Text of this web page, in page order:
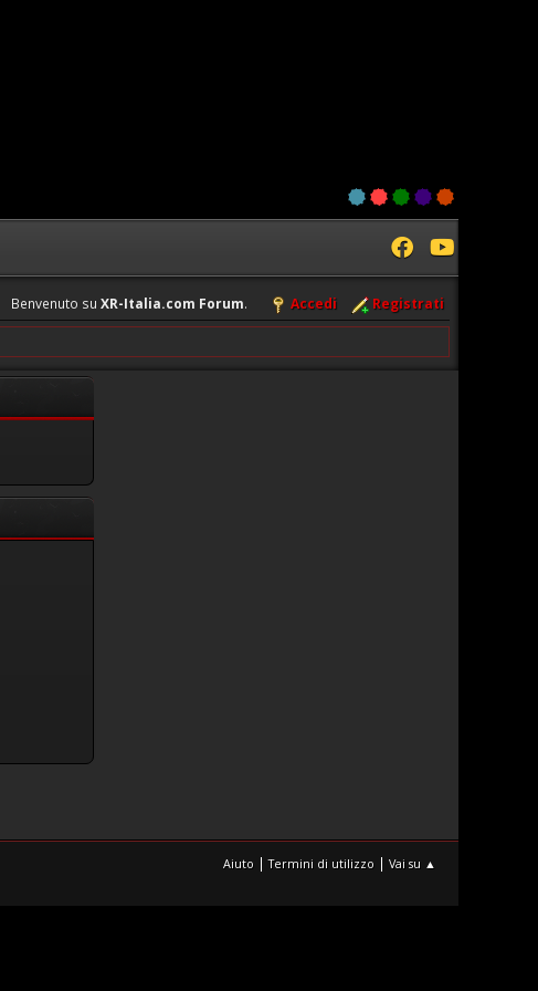
Benvenuto su XR-Italia.com Forum. Accedi Registrati
Aiuto |Termini di utilizzo | Vai su ▲